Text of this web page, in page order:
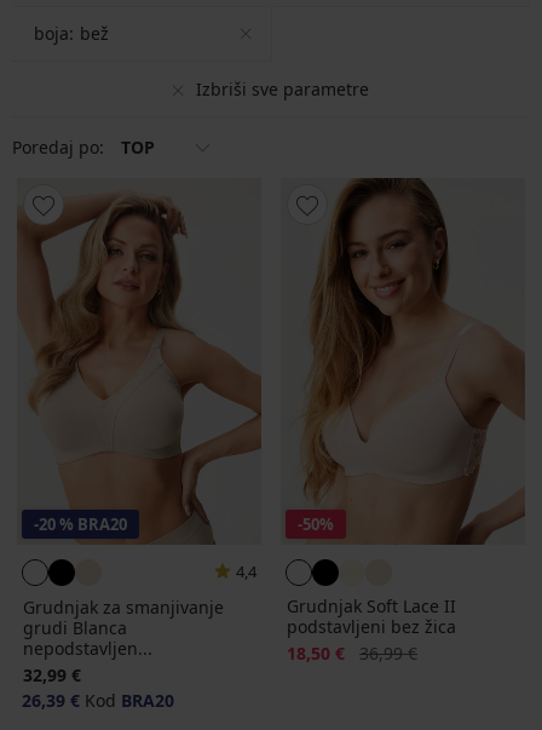
Izbriši sve parametre
boja: bež
Poredaj po: TOP
-20 % BRA20
4,4
Grudnjak za smanjivanje
grudi Blanca
nepodstavljen...
32,99 €
26,39 € Kod BRA20
-50%
Grudnjak Soft Lace II
podstavljeni bez žica
Popust
18,50 € Prvobitna cijena
36,99 €